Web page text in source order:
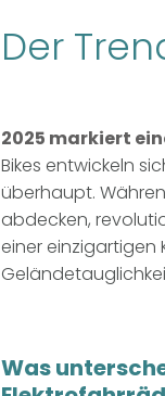
Der
2025 markiert
Bikes entwickeln
überhaupt.
abdecken,
einer einzigartigen
Was